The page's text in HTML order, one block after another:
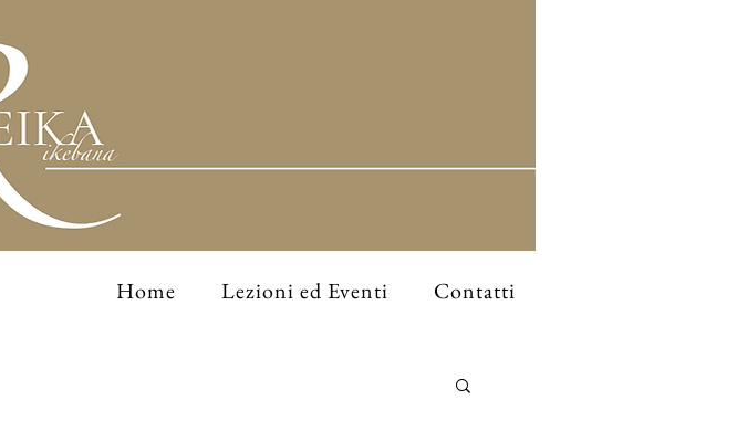
Home Lezioni ed Eventi Contatti